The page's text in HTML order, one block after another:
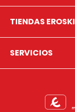
TIENDAS EROSKI
SERVICIOS